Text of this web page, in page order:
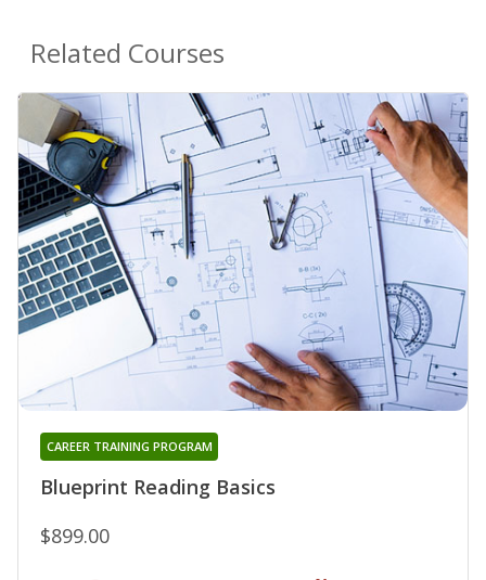
Related Courses
Blueprint Reading Basics
CAREER TRAINING PROGRAM
$899.00